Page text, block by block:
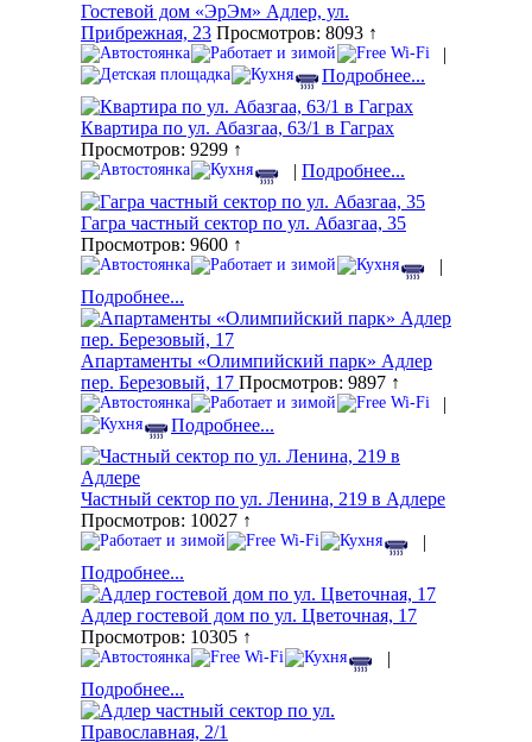
Гостевой дом «ЭрЭм» Адлер, ул.
Прибрежная, 23 Просмотров: 8093 ↑
|
Подробнее...
Квартира по ул. Абазгаа, 63/1 в Гаграх
Просмотров: 9299 ↑
| Подробнее...
Гагра частный сектор по ул. Абазгаа, 35
Просмотров: 9600 ↑
|
Подробнее...
Апартаменты «Олимпийский парк» Адлер
пер. Березовый, 17 Просмотров: 9897 ↑
|
Подробнее...
Частный сектор по ул. Ленина, 219 в Адлере
Просмотров: 10027 ↑
|
Подробнее...
Адлер гостевой дом по ул. Цветочная, 17
Просмотров: 10305 ↑
|
Подробнее...